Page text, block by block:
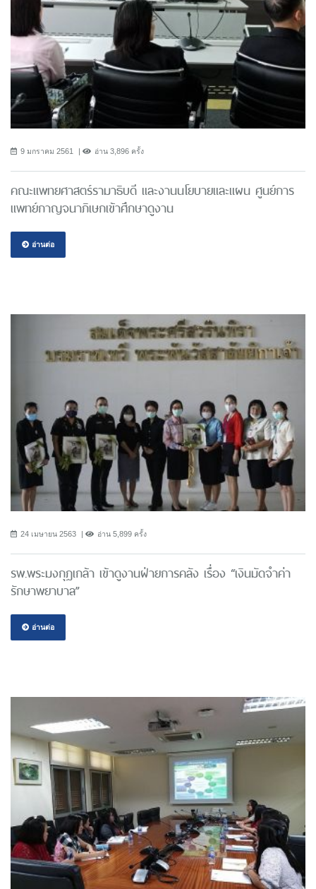
9 มกราคม 2561 อ่าน 3,896 ครั้ง
คณะแพทยศาสตร์รามาธิบดี และงานนโยบายและแผน ศูนย์การ
แพทย์กาญจนาภิเษกเข้าศึกษาดูงาน
อ่านต่อ
24 เมษายน 2563 อ่าน 5,899 ครั้ง
รพ.พระมงกุฎเกล้า เข้าดูงานฝ่ายการคลัง เรื่อง “เงินมัดจำค่า
รักษาพยาบาล”
อ่านต่อ